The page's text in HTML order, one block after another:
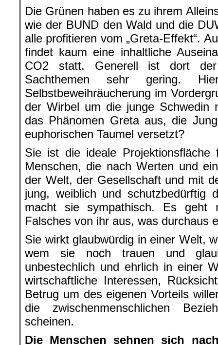
Die Grünen haben es zu ihrem
wie der BUND den Wald und die
alle profitieren vom „Greta-Effekt“.
findet kaum eine inhaltliche
CO2 statt. Generell ist dort
Sachthemen sehr gering.
Selbstbeweihräucherung im
der Wirbel um die junge Schwedin
das Phänomen Greta aus, die
euphorischen Taumel versetzt?
Sie ist die ideale Projektionsfläche
Menschen, die nach Werten und
der Welt, der Gesellschaft und mit
jung, weiblich und schutzbedürftig
macht sie sympathisch. Es geht
Falsches von ihr aus, was durchaus
Sie wirkt glaubwürdig in einer Welt,
wem sie noch trauen und
unbestechlich und ehrlich in einer
wirtschaftliche Interessen,
Betrug um des eigenen Vorteils
die zwischenmenschlichen
scheinen.
Die Menschen sehnen sich